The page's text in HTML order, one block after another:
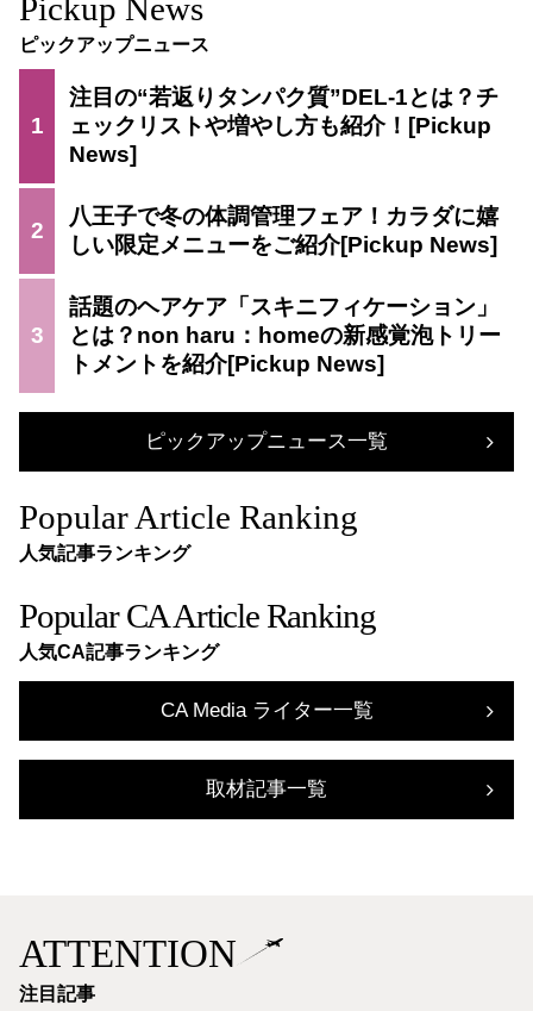
Pickup News
ピックアップニュース
1
注目の“若返りタンパク質”DEL-1とは？チ
ェックリストや増やし方も紹介！
2
八王子で冬の体調管理フェア！カラダに嬉
しい限定メニューをご紹介
3
話題のヘアケア「スキニフィケーション」
とは？non haru：homeの新感覚泡トリー
トメントを紹介
ピックアップニュース一覧
Popular Article Ranking
人気記事ランキング
Popular CA Article Ranking
人気CA記事ランキング
CA Media ライター一覧
取材記事一覧
ATTENTION
注目記事